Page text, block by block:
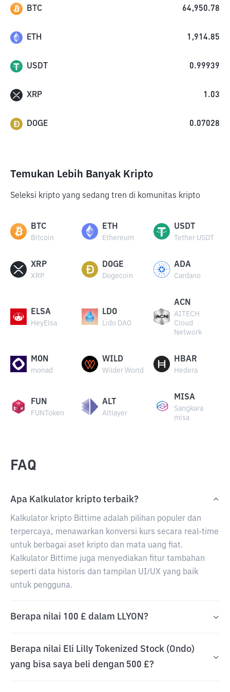
BTC 64,950.78
ETH 1,914.85
USDT 0.99939
XRP 1.03
DOGE 0.07028
Temukan Lebih Banyak Kripto
Seleksi kripto yang sedang tren di komunitas kripto
BTC
Bitcoin
ETH
Ethereum
USDT
Tether USDT
XRP
XRP
DOGE
Dogecoin
ADA
Cardano
ELSA
HeyElsa
LDO
Lido DAO
ACN
AITECH
Cloud
Network
MON
monad
WILD
Wilder World
HBAR
Hedera
FUN
FUNToken
ALT
Altlayer
MISA
Sangkara
misa
FAQ
Apa Kalkulator kripto terbaik?
Kalkulator kripto Bittime adalah pilihan populer dan
terpercaya, menawarkan konversi kurs secara real-time
untuk berbagai aset kripto dan mata uang fiat.
Kalkulator Bittime juga menyediakan fitur tambahan
seperti data historis dan tampilan UI/UX yang baik
untuk pengguna.
Berapa nilai 100 £ dalam LLYON?
Berapa nilai Eli Lilly Tokenized Stock (Ondo)
yang bisa saya beli dengan 500 £?